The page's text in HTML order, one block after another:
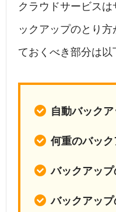
クラウドサービス
ックアップのとり
ておくべき部分は以
自動バック
何重のバッ
バックアッ
バックアッ